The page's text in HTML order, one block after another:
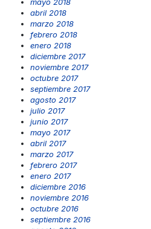
mayo 2018
abril 2018
marzo 2018
febrero 2018
enero 2018
diciembre 2017
noviembre 2017
octubre 2017
septiembre 2017
agosto 2017
julio 2017
junio 2017
mayo 2017
abril 2017
marzo 2017
febrero 2017
enero 2017
diciembre 2016
noviembre 2016
octubre 2016
septiembre 2016